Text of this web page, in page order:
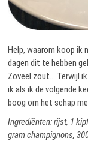
Help, waarom koop ik
dagen dit te hebben
Zoveel zout… Terwijl
ik als ik de volgende
boog om het schap
Ingrediënten: rijst, 1
gram champignons,